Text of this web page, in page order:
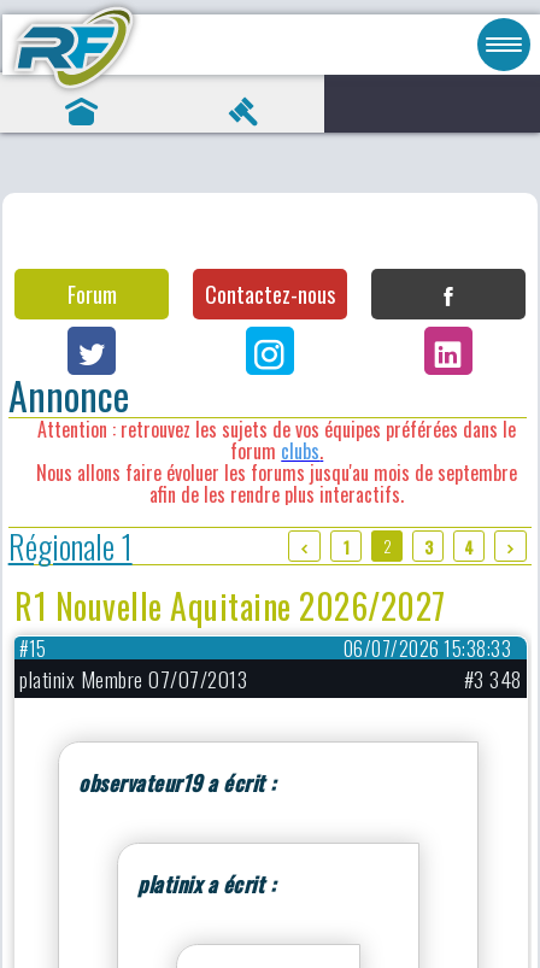
Forum Contactez-nous
Annonce
Attention : retrouvez les sujets de vos équipes préférées dans le
forum clubs.
Nous allons faire évoluer les forums jusqu'au mois de septembre
afin de les rendre plus interactifs.
Régionale 1 1 2 3 4
R1 Nouvelle Aquitaine 2026/2027
06/07/2026 15:38:33
#15
platinix Membre 07/07/2013 #3 348
observateur19 a écrit :
platinix a écrit :